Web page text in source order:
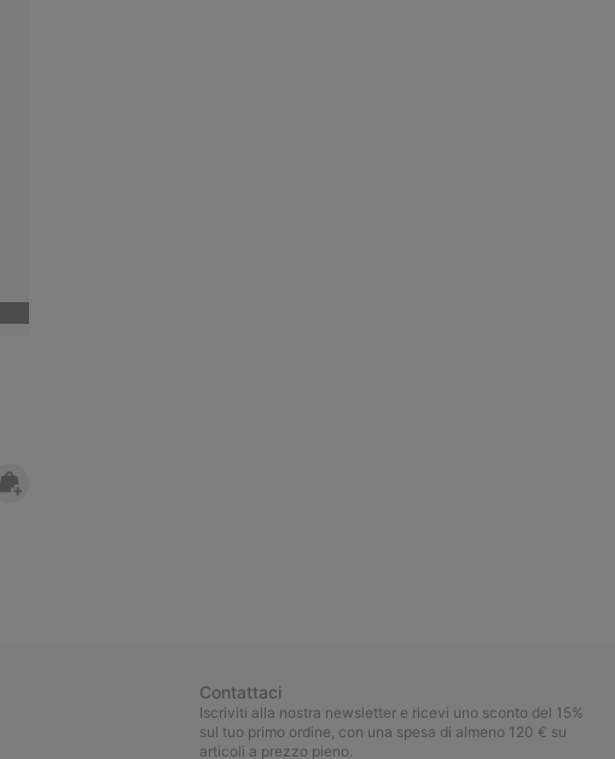
Contattaci
Iscriviti alla nostra newsletter e ricevi uno sconto del 15%
sul tuo primo ordine, con una spesa di almeno 120 € su
articoli a prezzo pieno.